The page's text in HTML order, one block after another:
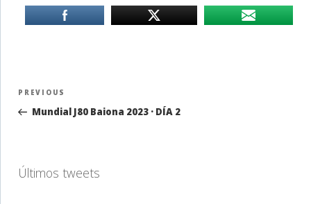
Navegación
entradas
Previous
Post
PREVIOUS
Mundial J80 Baiona 2023 · DÍA 2
Últimos tweets